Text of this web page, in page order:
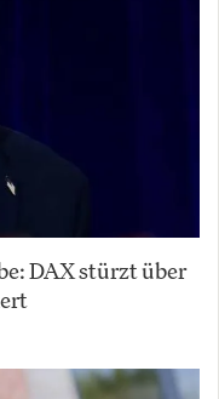
DAX stürzt über